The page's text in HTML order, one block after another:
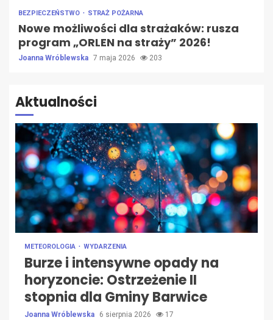
BEZPIECZEŃSTWO STRAŻ POŻARNA
Nowe możliwości dla strażaków: rusza
program „ORLEN na straży” 2026!
Joanna Wróblewska 7 maja 2026 203
Aktualności
METEOROLOGIA WYDARZENIA
Burze i intensywne opady na
horyzoncie: Ostrzeżenie II
stopnia dla Gminy Barwice
Joanna Wróblewska 6 sierpnia 2026 17